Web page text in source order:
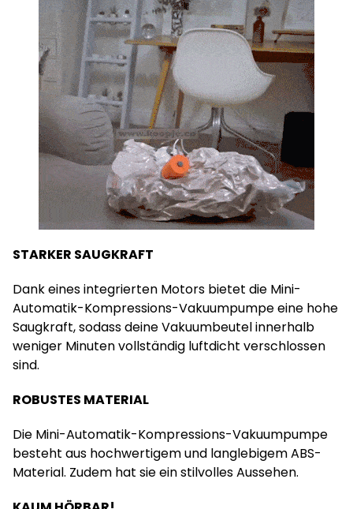
STARKER SAUGKRAFT
Dank eines integrierten Motors bietet die Mini-
Automatik-Kompressions-Vakuumpumpe eine hohe
Saugkraft, sodass deine Vakuumbeutel innerhalb
weniger Minuten vollständig luftdicht verschlossen
sind.
ROBUSTES MATERIAL
Die Mini-Automatik-Kompressions-Vakuumpumpe
besteht aus hochwertigem und langlebigem ABS-
Material. Zudem hat sie ein stilvolles Aussehen.